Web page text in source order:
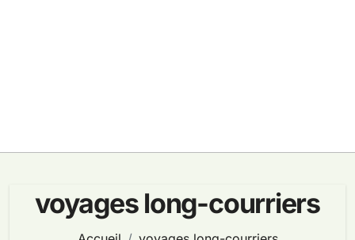
voyages long-courriers